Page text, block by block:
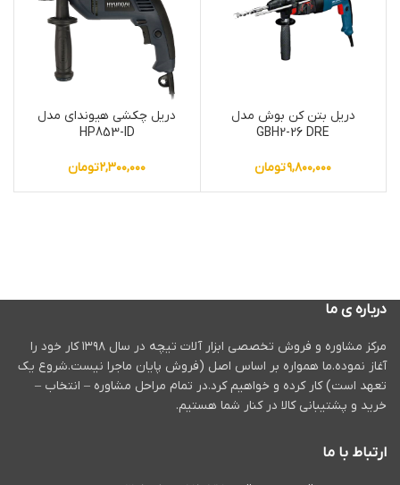
دریل بتن کن بوش مدل
GBH2-26 DRE
۹,۸۰۰,۰۰۰تومان
دریل چکشی هیوندای مدل
HP853-ID
۲,۳۰۰,۰۰۰تومان
درباره ی ما
مرکز مشاوره و فروش تخصصی ابزار آلات تیچه در سال ۱۳۹۸ کار خود را
آغاز نموده.ما همواره بر اساس اصل (فروش پایان ماجرا نیست.شروع یک
تعهد است) کار کرده و خواهیم کرد.در تمام مراحل مشاوره – انتخاب –
خرید و پشتیبانی کالا در کنار شما هستیم.
ارتباط با ما